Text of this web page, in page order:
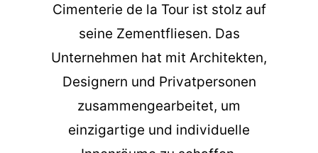
Cimenterie de la Tour ist stolz auf
seine Zementfliesen. Das
Unternehmen hat mit Architekten,
Designern und Privatpersonen
zusammengearbeitet, um
einzigartige und individuelle